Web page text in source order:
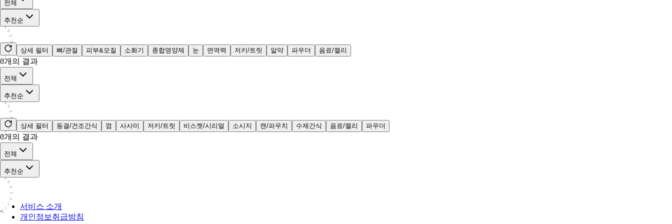
전체
추천순
상세 필터 뼈/관절 피부&모질 소화기 종합영양제 눈 면역력 저키/트릿 알약 파우더 음료/젤리
0개의 결과
전체
추천순
상세 필터 동결/건조간식 껌 사사미 저키/트릿 비스켓/시리얼 소시지 캔/파우치 수제간식 음료/젤리 파우더
0개의 결과
전체
추천순
서비스 소개
개인정보취급방침